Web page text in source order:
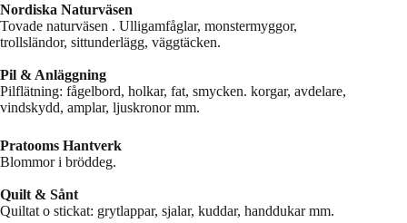
Nordiska Naturväsen
Tovade naturväsen . Ulligamfåglar, monstermyggor,
trollsländor, sittunderlägg, väggtäcken.
Pil & Anläggning
Pilflätning: fågelbord, holkar, fat, smycken. korgar, avdelare,
vindskydd, amplar, ljuskronor mm.
Pratooms Hantverk
Blommor i bröddeg.
Quilt & Sånt
Quiltat o stickat: grytlappar, sjalar, kuddar, handdukar mm.